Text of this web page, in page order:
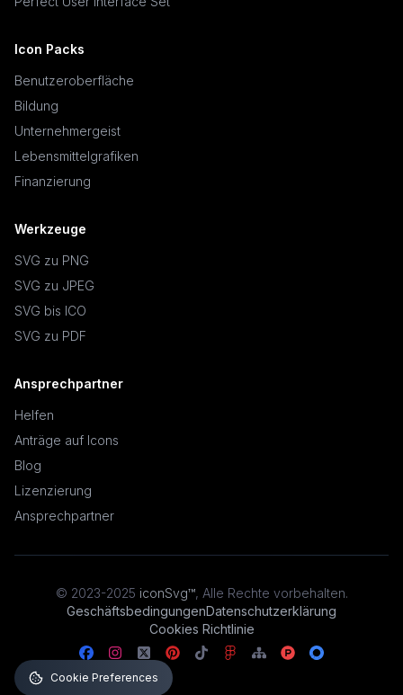
Icon Packs
Benutzeroberfläche
Bildung
Unternehmergeist
Lebensmittelgrafiken
Finanzierung
Werkzeuge
SVG zu PNG
SVG zu JPEG
SVG bis ICO
SVG zu PDF
Ansprechpartner
Helfen
Anträge auf Icons
Blog
Lizenzierung
Ansprechpartner
© 2023-2025 iconSvg™, Alle Rechte vorbehalten.
GeschäftsbedingungenDatenschutzerklärung
Cookies Richtlinie
Cookie Preferences